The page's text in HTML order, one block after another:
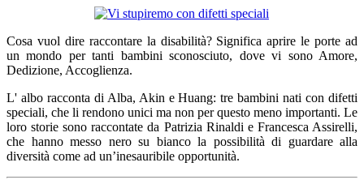
Cosa vuol dire raccontare la disabilità? Significa aprire le porte ad
un mondo per tanti bambini sconosciuto, dove vi sono Amore,
Dedizione, Accoglienza.
L' albo racconta di Alba, Akin e Huang: tre bambini nati con difetti
speciali, che li rendono unici ma non per questo meno importanti. Le
loro storie sono raccontate da Patrizia Rinaldi e Francesca Assirelli,
che hanno messo nero su bianco la possibilità di guardare alla
diversità come ad un’inesauribile opportunità.